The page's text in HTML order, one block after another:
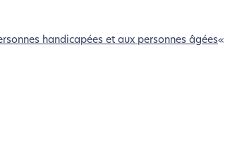
handicapées et aux personnes âgées«